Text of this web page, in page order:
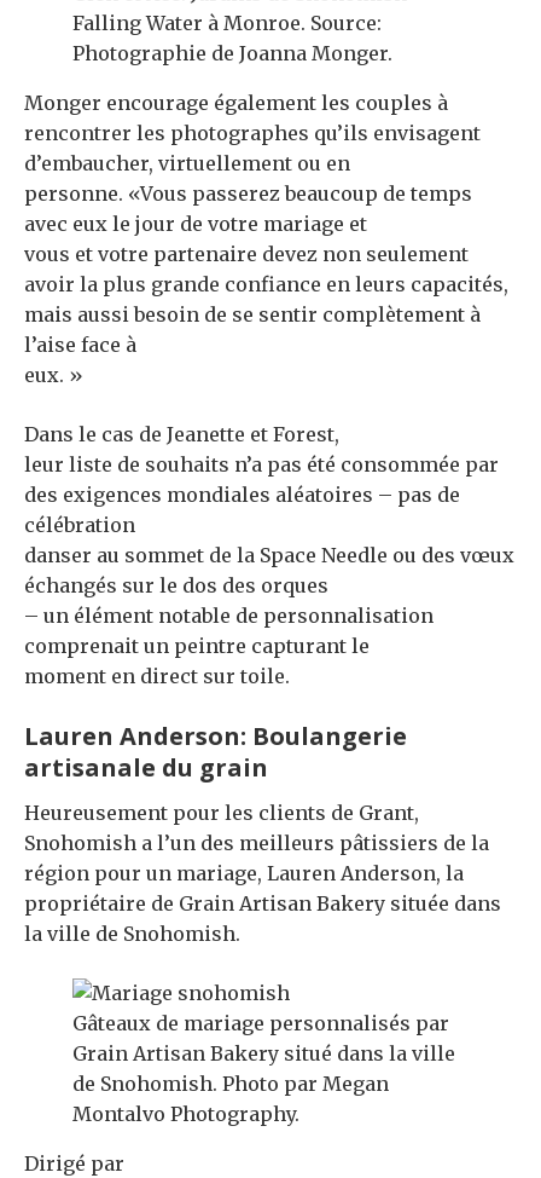
Falling Water à Monroe. Source:
Photographie de Joanna Monger.
Monger encourage également les couples à
rencontrer les photographes qu’ils envisagent
d’embaucher, virtuellement ou en
personne. «Vous passerez beaucoup de temps
avec eux le jour de votre mariage et
vous et votre partenaire devez non seulement
avoir la plus grande confiance en leurs capacités,
mais aussi besoin de se sentir complètement à
l’aise face à
eux. »
Dans le cas de Jeanette et Forest,
leur liste de souhaits n’a pas été consommée par
des exigences mondiales aléatoires – pas de
célébration
danser au sommet de la Space Needle ou des vœux
échangés sur le dos des orques
– un élément notable de personnalisation
comprenait un peintre capturant le
moment en direct sur toile.
Lauren Anderson: Boulangerie
artisanale du grain
Heureusement pour les clients de Grant,
Snohomish a l’un des meilleurs pâtissiers de la
région pour un mariage, Lauren Anderson, la
propriétaire de Grain Artisan Bakery située dans
la ville de Snohomish.
Gâteaux de mariage personnalisés par
Grain Artisan Bakery situé dans la ville
de Snohomish. Photo par Megan
Montalvo Photography.
Dirigé par